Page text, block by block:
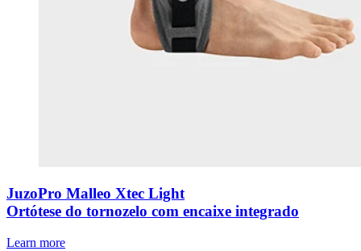
JuzoPro Malleo Xtec Light
Ortótese do tornozelo com encaixe integrado
Learn more